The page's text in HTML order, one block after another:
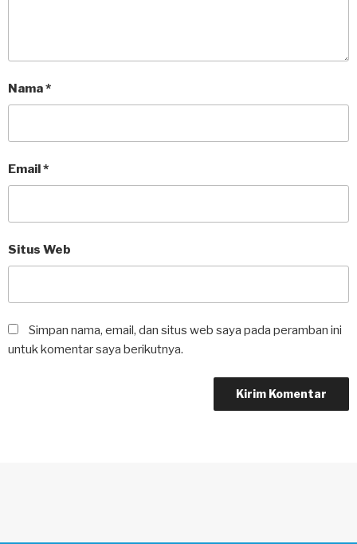
Nama*
Email*
Situs Web
Simpan nama, email, dan situs web saya pada peramban ini
untuk komentar saya berikutnya.